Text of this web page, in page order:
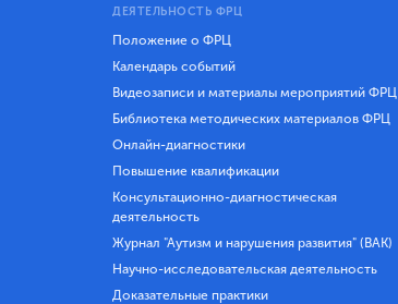
ДЕЯТЕЛЬНОСТЬ ФРЦ
Положение о ФРЦ
Календарь событий
Видеозаписи и материалы мероприятий ФРЦ
Библиотека методических материалов ФРЦ
Онлайн-диагностики
Повышение квалификации
Консультационно-диагностическая
деятельность
Журнал "Аутизм и нарушения развития" (ВАК)
Научно-исследовательская деятельность
Доказательные практики